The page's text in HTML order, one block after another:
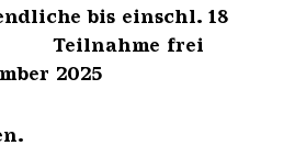
bis einschl. 18
frei
2025